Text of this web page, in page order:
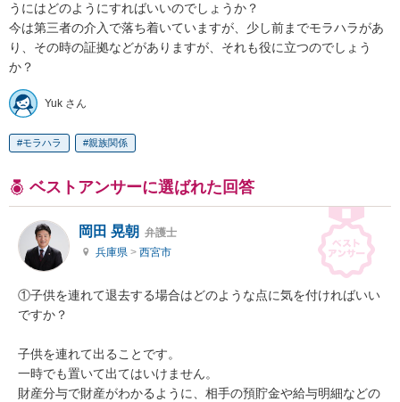
うにはどのようにすればいいのでしょうか？
今は第三者の介入で落ち着いていますが、少し前までモラハラがあ
り、その時の証拠などがありますが、それも役に立つのでしょう
か？
Yuk さん
モラハラ 親族関係
ベストアンサーに選ばれた回答
岡田 晃朝 弁護士
兵庫県 > 西宮市
①子供を連れて退去する場合はどのような点に気を付ければいい
ですか？
子供を連れて出ることです。
一時でも置いて出てはいけません。
財産分与で財産がわかるように、相手の預貯金や給与明細などの